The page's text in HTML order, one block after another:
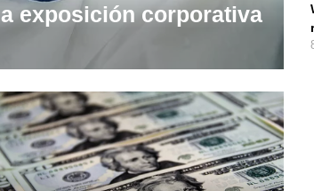
exposición corporativa